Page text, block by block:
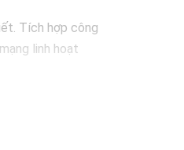
Tích hợp công
linh hoạt